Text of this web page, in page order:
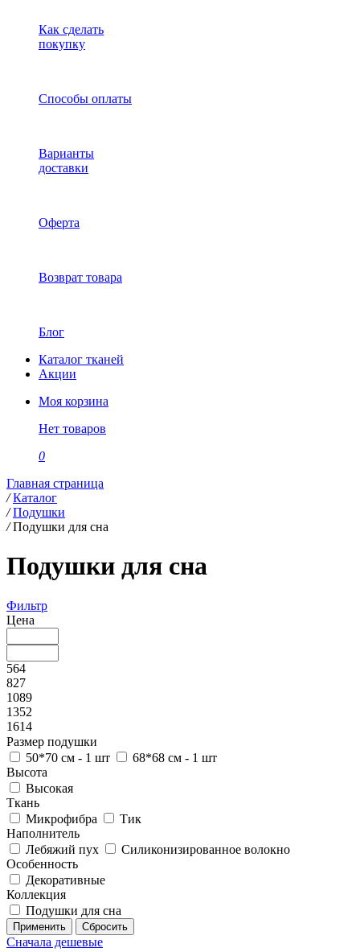
Как сделать
покупку
Способы оплаты
Варианты
доставки
Оферта
Возврат товара
Блог
Каталог тканей
Акции
Моя корзина
Нет товаров
0
Главная страница
/ Каталог
/ Подушки
/ Подушки для сна
Подушки для сна
Фильтр
Цена
564
827
1089
1352
1614
Размер подушки
50*70 см - 1 шт
68*68 см - 1 шт
Высота
Высокая
Ткань
Микрофибра
Тик
Наполнитель
Лебяжий пух
Силиконизированное волокно
Особенность
Декоративные
Коллекция
Подушки для сна
Сначала дешевые